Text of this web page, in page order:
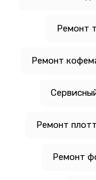
Ремонт
Ремонт
Ремонт
Ремонт